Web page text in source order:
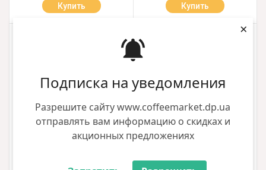
Подписка на уведомления
Разрешите сайту www.coffeemarket.dp.ua
отправлять вам информацию о скидках и
акционных предложениях
×
Купить Купить
Фруктовый чай Ellenbar Лесная
Фруктовый чай Ellenbar Малина-